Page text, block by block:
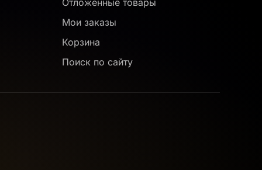
Отложенные товары
Мои заказы
Корзина
Поиск по сайту